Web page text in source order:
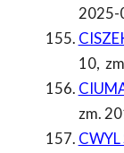
2025-
10,
zm.